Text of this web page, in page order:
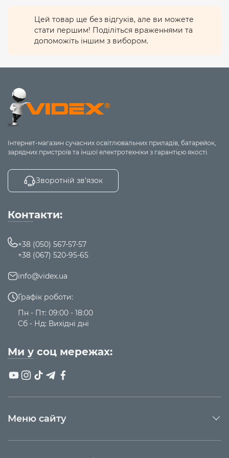
Коли живлення вимикається випадковим чином,
програвач запам’ятовує позицію треку у поточному
списку відтворення і продовжить відтворення з цього
В режимі бездротового з’єднання автоматично
перемикається з відтворення аудіо в режим
під час вхідного дзвінка.
вхідний дзвінок, або завершити його, достатньо одного
натискання кнопки дзвінка. Подвійне натискання
кнопки дзвінка дозволяє зателефонувати на останній
номер.
Цей товар ще без відгуків, але ви можете
стати першим! Поділіться враженнями та
допоможіть іншим з вибором.
Інтернет-магазин сучасних освітлювальних приладів, батарейок,
зарядних пристроїв та іншої електротехніки з гарантією якості.
Зворотній зв’язок
Меню сайту
Контакти:
+38 (050) 567-57-57
+38 (067) 520-95-65
info@videx.ua
Графік роботи:
Пн - Пт: 09:00 - 18:00
Сб - Нд: Вихідні дні
Ми у соц мережах: